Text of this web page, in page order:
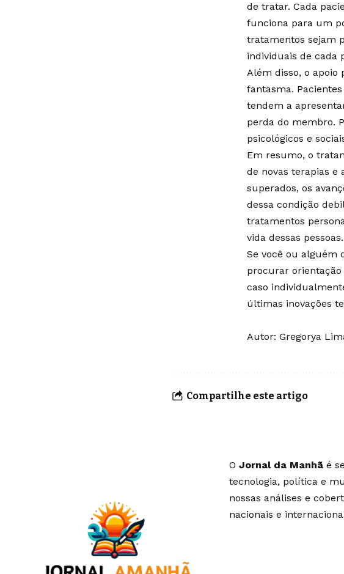
de tratar. Cada
funciona para um
tratamentos sejam
individuais de cada
Além disso, o apoio
fantasma.
tendem a
perda do membro.
psicológicos e
Em resumo, o
de novas terapias e
superados, os
dessa condição
tratamentos
vida dessas pessoas.
Se você ou alguém
procurar orientação
caso
últimas inovações
Autor: Gregorya
Compartilhe este artigo
O Jornal da Manhãé
tecnologia, política e
nossas análises e
nacionais e